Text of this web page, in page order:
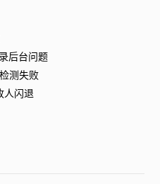
后台问题
测失败
人闪退